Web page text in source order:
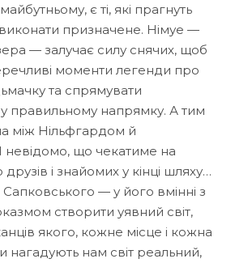
є ті, які прагнуть
призначене. Німуе —
— залучає силу снячих, щоб
моменти легенди про
та спрямувати
правильному напрямку. А тим
між Нільфгардом й
невідомо, що чекатиме на
друзів і знайомих у кінці шляху…
— у його вмінні з
створити уявний світ,
якого, кожне місце і кожна
нагадують нам світ реальний,